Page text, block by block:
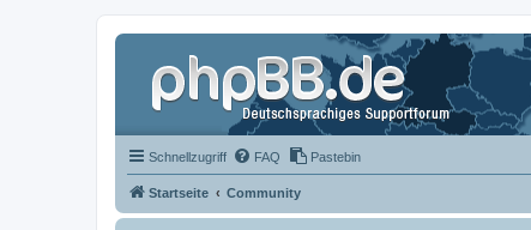
Schnellzugriff FAQ Pastebin
Startseite Community